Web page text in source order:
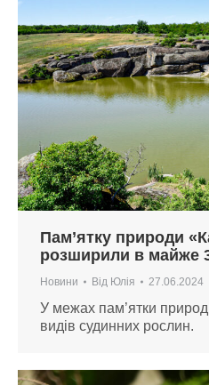
Пам’ятку природи
розширили в майже
Новини Від Юлія 27.06.2024
У межах пам’ятки
видів судинних рослин.